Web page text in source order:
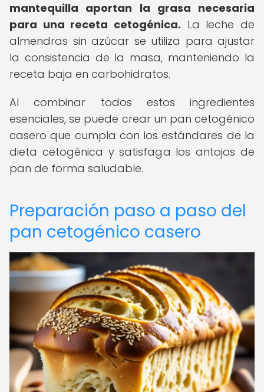
mantequilla aportan la grasa necesaria
para una receta cetogénica. La leche de
almendras sin azúcar se utiliza para ajustar
la consistencia de la masa, manteniendo la
receta baja en carbohidratos.
Al combinar todos estos ingredientes
esenciales, se puede crear un pan cetogénico
casero que cumpla con los estándares de la
dieta cetogénica y satisfaga los antojos de
pan de forma saludable.
Preparación paso a paso del
pan cetogénico casero